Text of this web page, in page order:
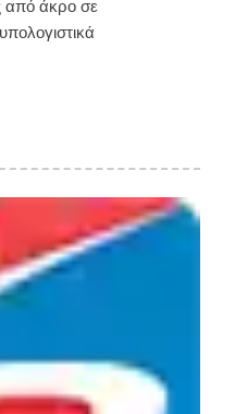
από άκρο σε